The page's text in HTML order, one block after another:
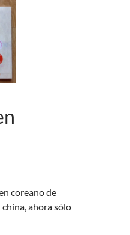
coreano de
ahora sólo